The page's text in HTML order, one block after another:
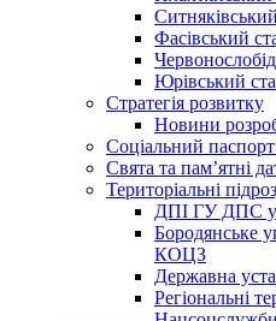
Фасівський
Юрівський
Стратегія розвитку
Новини
Соціальний
Свята та пам’ятні
Територіальні
ДПІ ГУ ДПС у
Бородянське
КОЦЗ
Державна
Регіональні